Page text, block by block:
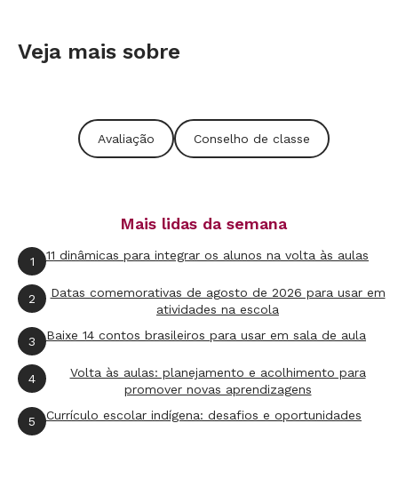
também tem a ver com o do educador".
O aluno não consegue identificar sozinho o que
precisa mudar.E indicar que a criança não é
conversa franca entre professor e aluno deve
enfocar o que está acontecendo. Por que ele
não consegue se envolver com a disciplina? As
propostas estão difíceis demais? Ele consegue
compreender o que as atividades solicitam? O
que mais desperta a curiosidade dele? Para Ana
Cristina, as ações precisam ser construídas
independente do comportamento da sala, que
não pode ser uma desculpa para melhorar a
Veja mais sobre
Avaliação Conselho de classe
Mais lidas da semana
1 11 dinâmicas para integrar os alunos na volta às aulas
2
Datas comemorativas de agosto de 2026 para usar em
atividades na escola
3 Baixe 14 contos brasileiros para usar em sala de aula
4
Volta às aulas: planejamento e acolhimento para
promover novas aprendizagens
5 Currículo escolar indígena: desafios e oportunidades